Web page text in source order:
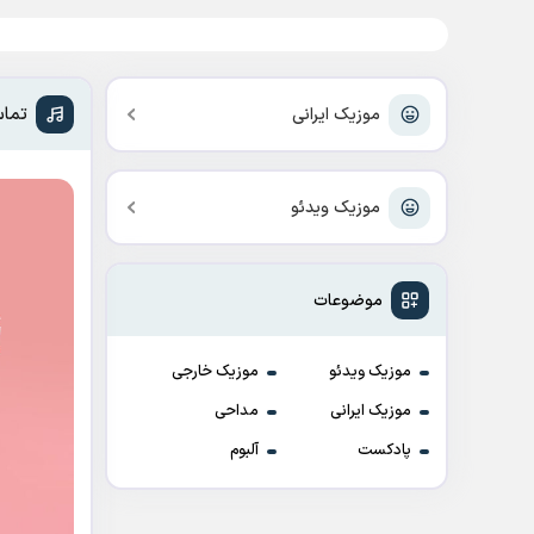
موزیک ایرانی
موزیک ویدئو
موضوعات
موزیک ویدئو
موزیک خارجی
موزیک ایرانی
مداحی
پادکست
آلبوم